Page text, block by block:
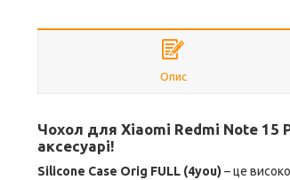
Опис
Чохол для Xiaomi Redmi Note 15
аксесуарі!
Silicone Case Orig FULL (4you) – це